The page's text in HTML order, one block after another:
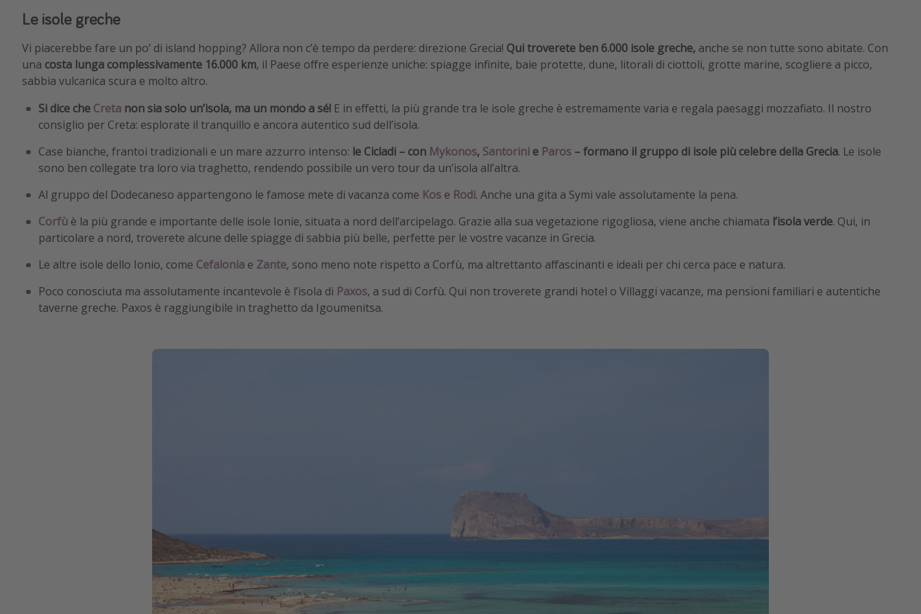
Le isole greche
Vi piacerebbe fare un po’ di island hopping? Allora non c’è tempo da perdere: direzione Grecia! Qui troverete ben 6.000 isole greche, anche se non tutte sono abitate. Con
una costa lunga complessivamente 16.000 km, il Paese offre esperienze uniche: spiagge infinite, baie protette, dune, litorali di ciottoli, grotte marine, scogliere a picco,
sabbia vulcanica scura e molto altro.
Si dice che Creta non sia solo un’isola, ma un mondo a sé! E in effetti, la più grande tra le isole greche è estremamente varia e regala paesaggi mozzafiato. Il nostro
consiglio per Creta: esplorate il tranquillo e ancora autentico sud dell’isola.
Case bianche, frantoi tradizionali e un mare azzurro intenso: le Cicladi – con Mykonos, Santorini e Paros – formano il gruppo di isole più celebre della Grecia. Le isole
sono ben collegate tra loro via traghetto, rendendo possibile un vero tour da un’isola all’altra.
Al gruppo del Dodecaneso appartengono le famose mete di vacanza come Kos e Rodi. Anche una gita a Symi vale assolutamente la pena.
Corfù è la più grande e importante delle isole Ionie, situata a nord dell’arcipelago. Grazie alla sua vegetazione rigogliosa, viene anche chiamata l’isola verde. Qui, in
particolare a nord, troverete alcune delle spiagge di sabbia più belle, perfette per le vostre vacanze in Grecia.
Le altre isole dello Ionio, come Cefalonia e Zante, sono meno note rispetto a Corfù, ma altrettanto affascinanti e ideali per chi cerca pace e natura.
Poco conosciuta ma assolutamente incantevole è l’isola di Paxos, a sud di Corfù. Qui non troverete grandi hotel o Villaggi vacanze, ma pensioni familiari e autentiche
taverne greche. Paxos è raggiungibile in traghetto da Igoumenitsa.